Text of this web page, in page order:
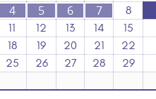
4 5 6 7 8
11 12 13 14 15
18 19 20 21 22
25 26 27 28 29